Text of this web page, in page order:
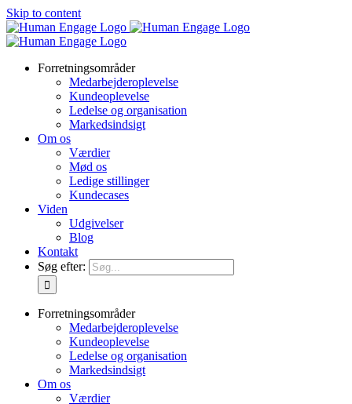
Skip to content
Forretningsområder
Medarbejderoplevelse
Kundeoplevelse
Ledelse og organisation
Markedsindsigt
Om os
Værdier
Mød os
Ledige stillinger
Kundecases
Viden
Udgivelser
Blog
Kontakt
Søg efter:
Forretningsområder
Medarbejderoplevelse
Kundeoplevelse
Ledelse og organisation
Markedsindsigt
Om os
Værdier